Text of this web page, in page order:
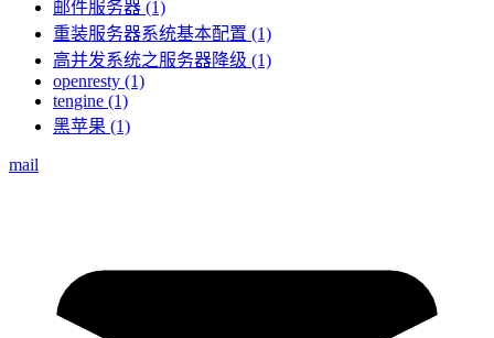
邮件服务器 (1)
重装服务器系统基本配置 (1)
高并发系统之服务器降级 (1)
openresty (1)
tengine (1)
黑苹果 (1)
mail